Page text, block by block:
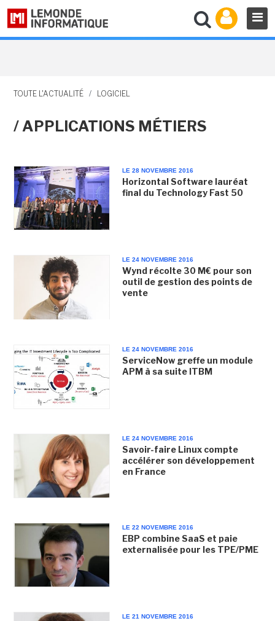
TOUTE L'ACTUALITÉ / LOGICIEL
/ APPLICATIONS MÉTIERS
LE 28 NOVEMBRE 2016
Horizontal Software lauréat
final du Technology Fast 50
LE 24 NOVEMBRE 2016
Wynd récolte 30 M€ pour son
outil de gestion des points de
vente
LE 24 NOVEMBRE 2016
ServiceNow greffe un module
APM à sa suite ITBM
LE 24 NOVEMBRE 2016
Savoir-faire Linux compte
accélérer son développement
en France
LE 22 NOVEMBRE 2016
EBP combine SaaS et paie
externalisée pour les TPE/PME
LE 21 NOVEMBRE 2016